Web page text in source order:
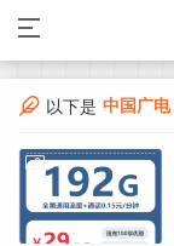
以下是 中国广电